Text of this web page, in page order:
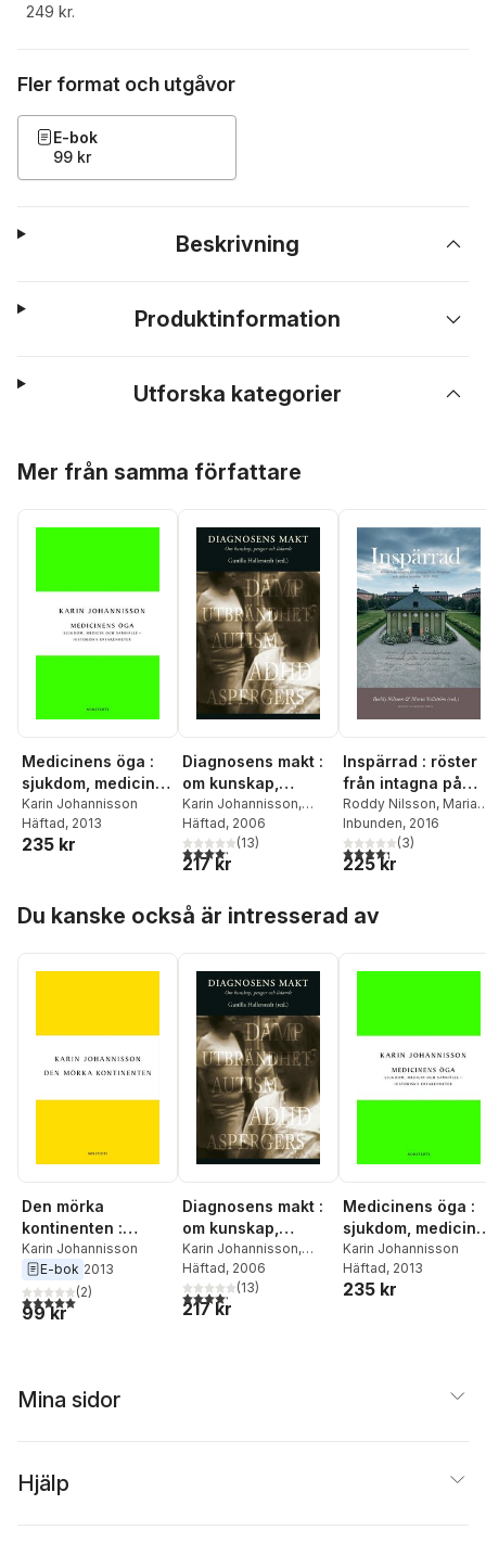
249 kr.
Fler format och utgåvor
E-bok
99 kr
Beskrivning
Produktinformation
Utforska kategorier
Mer från samma författare
Medicinens öga :
sjukdom, medicin
och samhälle -
historiska
erfarenheter
Karin Johannisson
Häftad, 2013
235 kr
Diagnosens makt :
om kunskap,
pengar och lidande
Karin Johannisson,
Sigmund Soback
Kärfve,Thomas Brante
Aant Elzinga
Häftad, 2006
4,2utav 5 stjärnor. Totalt antal röster:
(13)
217 kr
Inspärrad : röster
från intagna på
sinnessjukhus,
fängelser och
andra anstalter
Roddy Nilsson, Maria
Vallström, Annika Berg
Katarina Bernhardsson
Marie Clark Nelson
Förhammar
Johannisson
Inbunden, 2016
4,3utav 5 stjärnor.
(3)
225 kr
Du kanske också är intresserad av
Den mörka
kontinenten :
Kvinnan, medicinen
och fin-de-siècle
Karin Johannisson
E-bok 2013
5,0utav 5 stjärnor. Totalt antal röster:
(2)
99 kr
Diagnosens makt :
om kunskap,
pengar och lidande
Karin Johannisson,
Sigmund Soback
Kärfve,Thomas Brante
Aant Elzinga
Häftad, 2006
4,2utav 5 stjärnor. Totalt antal röster:
(13)
217 kr
Medicinens öga :
sjukdom, medicin
och samhälle -
historiska
erfarenheter
Karin Johannisson
Häftad, 2013
235 kr
Mina sidor
Hjälp